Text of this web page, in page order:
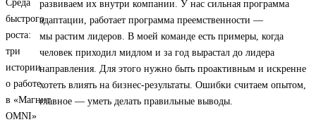
развиваем их внутри компании. У нас сильная программа
адаптации, работает программа преемственности —
мы растим лидеров. В моей команде есть примеры, когда
человек приходил мидлом и за год вырастал до лидера
направления. Для этого нужно быть проактивным и искренне
хотеть влиять на бизнес-результаты. Ошибки считаем опытом,
главное — уметь делать правильные выводы.